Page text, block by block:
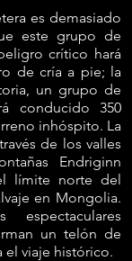
es demasiado
este grupo de
crítico hará
de cría a pie; la
un grupo de
conducido 350
inhóspito. La
de los valles
Endriginn
límite norte del
en Mongolia.
un telón de
viaje histórico.